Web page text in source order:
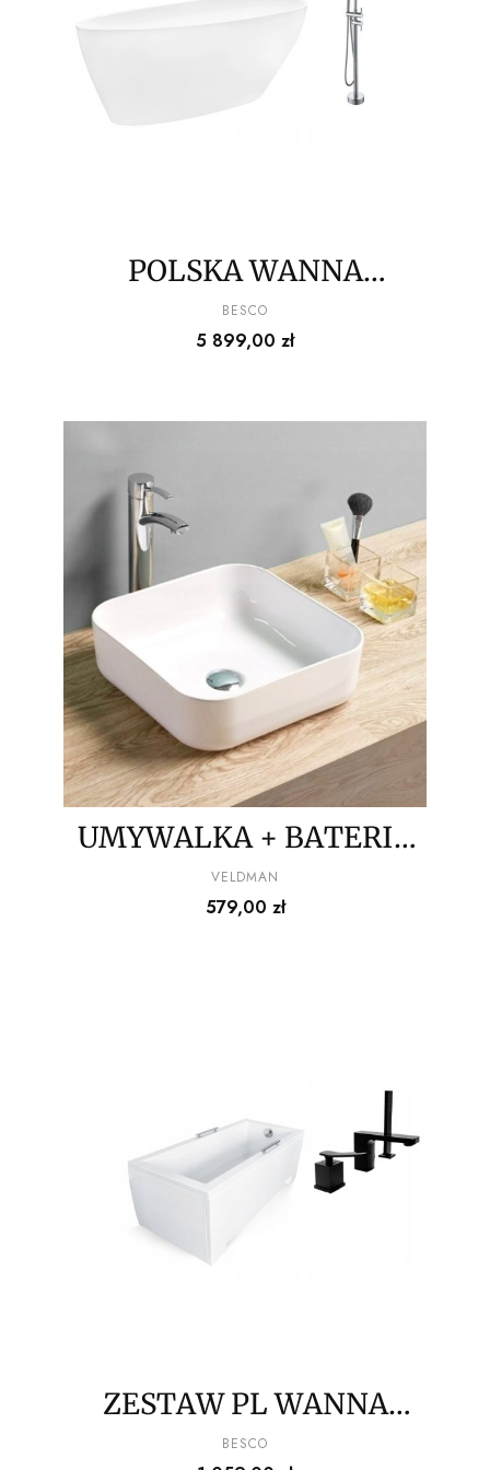
POLSKA WANNA
WOLNOSTOJĄCA160 +
BATERIA+SYFON
PRODUCENT
BESCO
Cena
5 899,00 zł
UMYWALKA + BATERIA
WYSOKAZ
PERLATOREM+SYFON+K
PRODUCENT
VELDMAN
Cena
579,00 zł
ZESTAW PL WANNA
150x70 + BATERIA
PRODUCENT
BESCO